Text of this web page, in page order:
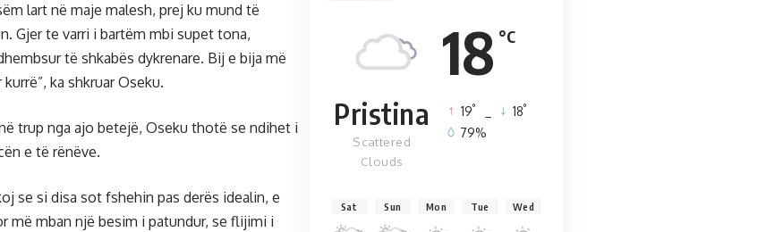
lart në maje malesh, prej ku mund të
Gjer te varri i bartëm mbi supet tona,
të shkabës dykrenare. Bij e bija më
ka shkruar Oseku.
trup nga ajo betejë, Oseku thotë se ndihet i
e të rënëve.
se si disa sot fshehin pas derës idealin, e
më mban një besim i patundur, se flijimi i
18 °C
Pristina
Scattered
Clouds
19° 18°
79%
Sat Sun Mon Tue Wed